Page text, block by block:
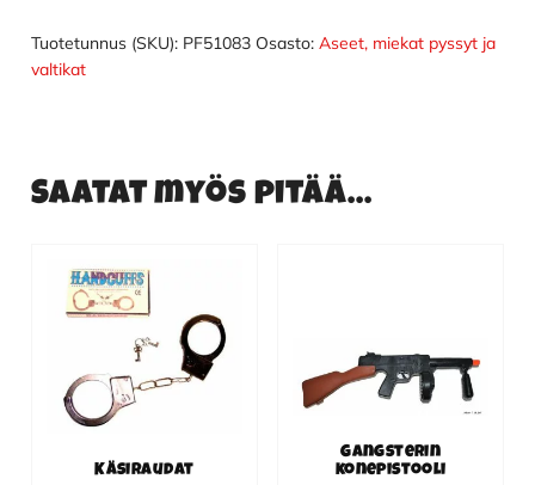
Tuotetunnus (SKU): PF51083 Osasto: Aseet, miekat pyssyt ja
valtikat
Saatat myös pitää...
Käsiraudat
Gangsterin
konepistooli